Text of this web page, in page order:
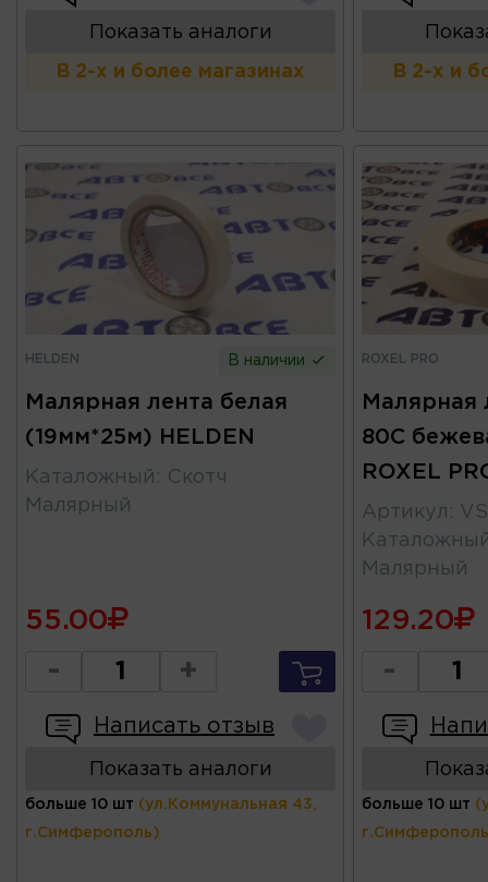
Показать аналоги
В 2-х и более магазинах В 2-х и
HELDEN В наличии
Малярная лента белая
(19мм*25м) HELDEN
Каталожный : Скотч
Малярный
55.00
- +
Написать отзыв
Показать аналоги
больше 10 шт (ул.Коммунальная 43,
г.Симферополь)
ROXEL PRO
Малярная
80C
ROXEL
Артикул :
Малярный
129.20
-
больше 10 шт